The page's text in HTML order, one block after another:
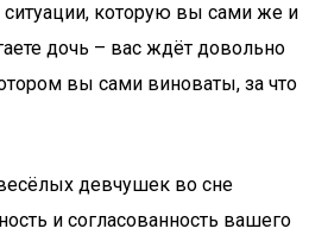
которую вы сами же и
дочь – вас ждёт довольно
вы сами виноваты, за что
девчушек во сне
и согласованность вашего